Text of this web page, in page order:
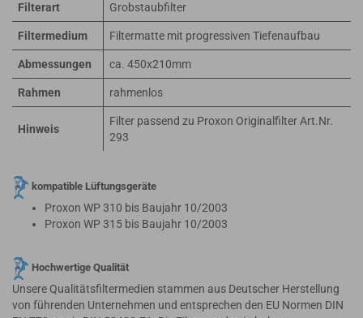
Filterart Grobstaubfilter
Filtermedium Filtermatte mit progressiven Tiefenaufbau
Abmessungen ca. 450x210mm
Rahmen rahmenlos
Hinweis
Filter passend zu Proxon Originalfilter Art.Nr.
293
kompatible Lüftungsgeräte
Proxon WP 310 bis Baujahr 10/2003
Proxon WP 315 bis Baujahr 10/2003
Hochwertige Qualität
Unsere Qualitätsfiltermedien stammen aus Deutscher Herstellung
von führenden Unternehmen und entsprechen den EU Normen DIN